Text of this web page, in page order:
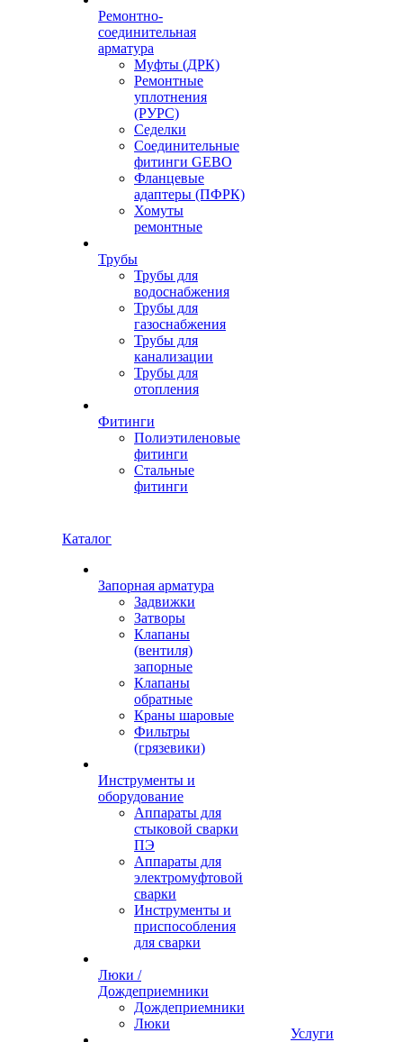
Ремонтно-
соединительная
арматура
Муфты (ДРК)
Ремонтные
уплотнения
(РУРС)
Седелки
Соединительные
фитинги GEBO
Фланцевые
адаптеры (ПФРК)
Хомуты
ремонтные
Трубы
Трубы для
водоснабжения
Трубы для
газоснабжения
Трубы для
канализации
Трубы для
отопления
Фитинги
Полиэтиленовые
фитинги
Стальные
фитинги
Каталог
Запорная арматура
Задвижки
Затворы
Клапаны
(вентиля)
запорные
Клапаны
обратные
Краны шаровые
Фильтры
(грязевики)
Инструменты и
оборудование
Аппараты для
стыковой сварки
ПЭ
Аппараты для
электромуфтовой
сварки
Инструменты и
приспособления
для сварки
Люки /
Дождеприемники
Дождеприемники
Люки
Услуги